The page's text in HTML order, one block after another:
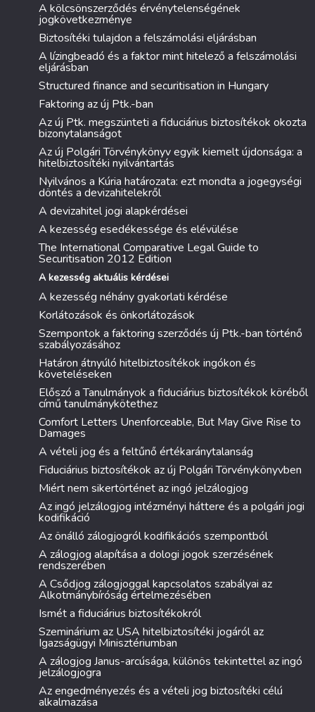
A kölcsönszerződés érvénytelenségének
jogkövetkezménye
Biztosítéki tulajdon a felszámolási eljárásban
A lízingbeadó és a faktor mint hitelező a felszámolási
eljárásban
Structured finance and securitisation in Hungary
Faktoring az új Ptk.-ban
Az új Ptk. megszünteti a fiduciárius biztosítékok okozta
bizonytalanságot
Az új Polgári Törvénykönyv egyik kiemelt újdonsága: a
hitelbiztosítéki nyilvántartás
Nyilvános a Kúria határozata: ezt mondta a jogegységi
döntés a devizahitelekről
A devizahitel jogi alapkérdései
A kezesség esedékessége és elévülése
The International Comparative Legal Guide to
Securitisation 2012 Edition
A kezesség aktuális kérdései
A kezesség néhány gyakorlati kérdése
Korlátozások és önkorlátozások
Szempontok a faktoring szerződés új Ptk.-ban történő
szabályozásához
Határon átnyúló hitelbiztosítékok ingókon és
követeléseken
Előszó a Tanulmányok a fiduciárius biztosítékok köréből
című tanulmánykötethez
Comfort Letters Unenforceable, But May Give Rise to
Damages
A vételi jog és a feltűnő értékaránytalanság
Fiduciárius biztosítékok az új Polgári Törvénykönyvben
Miért nem sikertörténet az ingó jelzálogjog
Az ingó jelzálogjog intézményi háttere és a polgári jogi
kodifikáció
Az önálló zálogjogról kodifikációs szempontból
A zálogjog alapítása a dologi jogok szerzésének
rendszerében
A Csődjog zálogjoggal kapcsolatos szabályai az
Alkotmánybíróság értelmezésében
Ismét a fiduciárius biztosítékokról
Szeminárium az USA hitelbiztosítéki jogáról az
Igazságügyi Minisztériumban
A zálogjog Janus-arcúsága, különös tekintettel az ingó
jelzálogjogra
Az engedményezés és a vételi jog biztosítéki célú
alkalmazása